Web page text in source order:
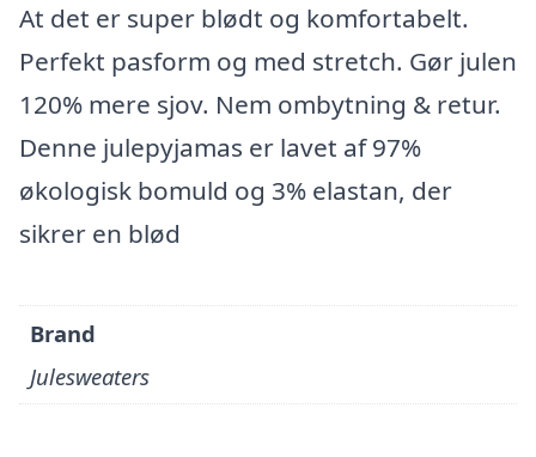
At det er super blødt og komfortabelt.
Perfekt pasform og med stretch. Gør julen
120% mere sjov. Nem ombytning & retur.
Denne julepyjamas er lavet af 97%
økologisk bomuld og 3% elastan, der
sikrer en blød
Brand
Julesweaters